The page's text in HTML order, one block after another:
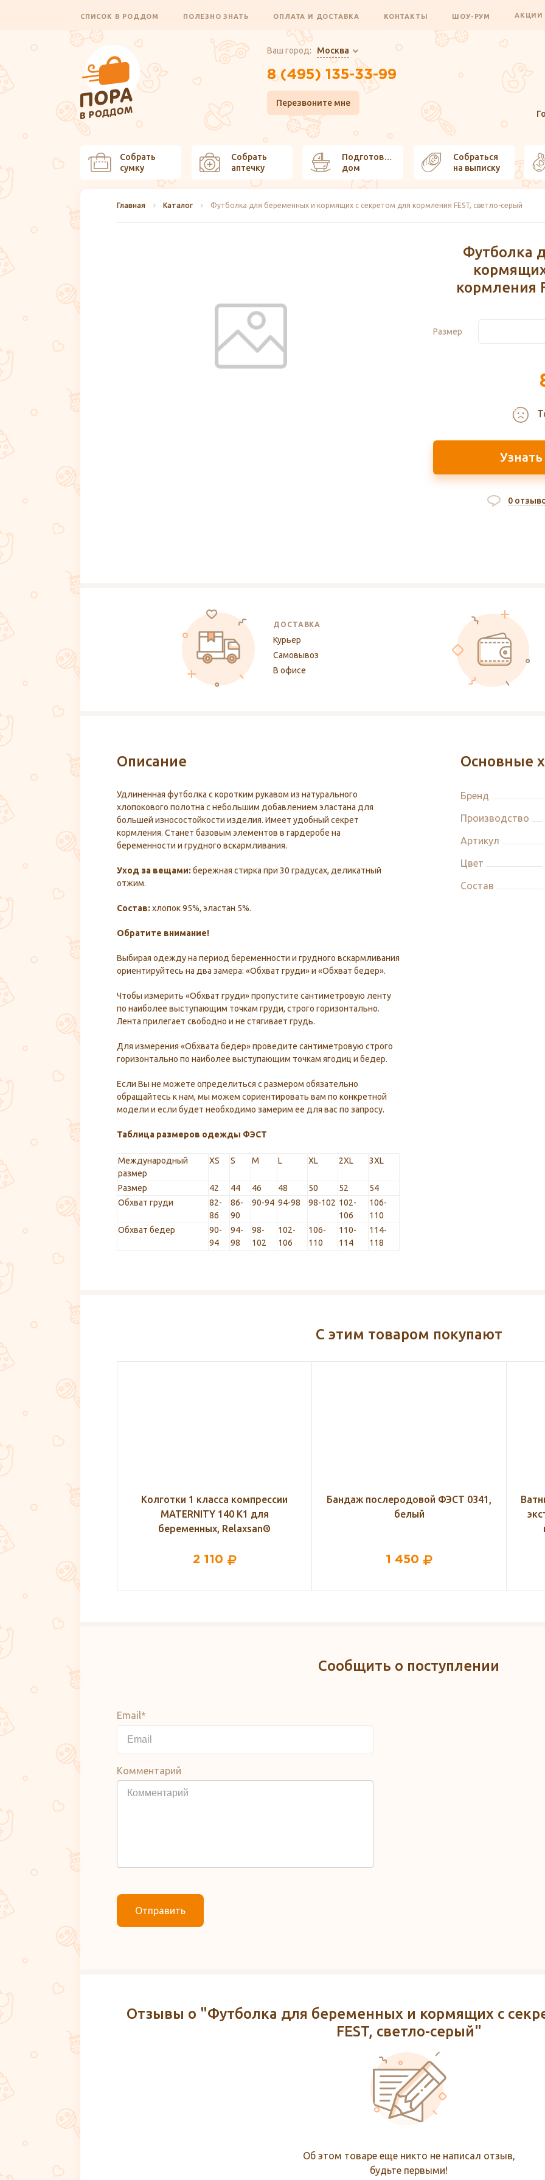
СПИСОК В РОДДОМ ПОЛЕЗНО ЗНАТЬ ОПЛАТА И ДОСТАВКА КОНТАКТЫ ШОУ-РУМ АКЦИИ
Ваш город: Москва
8 (495) 135-33-99
Перезвоните мне
Собрать
сумку
Собрать
аптечку
Подготовить
дом
Собраться
на выписку
Главная Каталог Футболка для беременных и кормящих с секретом для кормления FEST, светло-серый
Футболка
кормления
Размер
0
ДОСТАВКА
Курьер
Самовывоз
В офисе
Описание
Удлиненная футболка с коротким рукавом из натурального
хлопокового полотна с небольшим добавлением эластана для
большей износостойкости изделия. Имеет удобный секрет
кормления. Станет базовым элементов в гардеробе на
беременности и грудного вскармливания.
Уход за вещами: бережная стирка при 30 градусах, деликатный
отжим.
Состав: хлопок 95%, эластан 5%.
Обратите внимание!
Выбирая одежду на период беременности и грудного вскармливания
ориентируйтесь на два замера: «Обхват груди» и «Обхват бедер».
Чтобы измерить «Обхват груди» пропустите сантиметровую ленту
по наиболее выступающим точкам груди, строго горизонтально.
Лента прилегает свободно и не стягивает грудь.
Для измерения «Обхвата бедер» проведите сантиметровую строго
горизонтально по наиболее выступающим точкам ягодиц и бедер.
Если Вы не можете определиться с размером обязательно
обращайтесь к нам, мы можем сориентировать вам по конкретной
модели и если будет необходимо замерим ее для вас по запросу.
Таблица размеров одежды ФЭСТ
Международный
размер
XS S M L XL 2XL 3XL
Размер 42 44 46 48 50 52
54
Обхват груди
82-
86
86-
90
90-94 94-98 98-102 102-
106
106-
110
Обхват бедер
90-
94
94-
98
98-
102
102-
106
106-
110
110-
114
114-
118
Основные
Бренд
Производство
Артикул
Цвет
Состав
С этим товаром покупают
компрессии
140 K1 для
Relaxsan®
Бандаж послеродовой ФЭСТ 0341,
белый
1 450
Ватные палочки Bella Cotton care с
экстрактом алоэ в пластиковой
93
Сообщить о поступлении
Email*
Комментарий
Отправить
Отзывы о "Футболка для беременных и кормящих с
FEST, светло-серый"
Об этом товаре еще никто не написал отзыв,
будьте первыми!